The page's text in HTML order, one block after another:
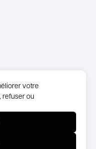
votre
refuser ou